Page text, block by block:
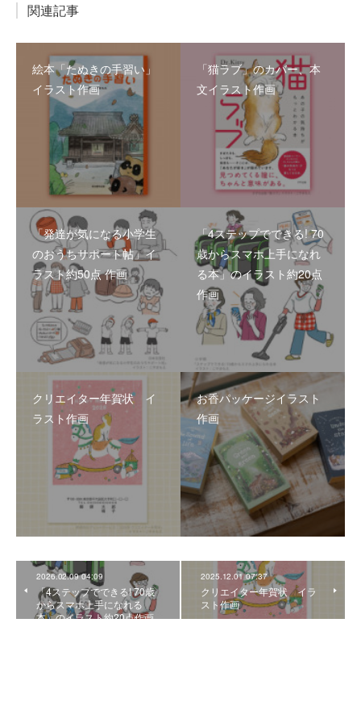
関連記事
絵本「たぬきの手習い」
イラスト作画
「猫ラブ」のカバー、本
文イラスト作画
「発達が気になる小学生
のおうちサポート帖」イ
ラスト約50点 作画
「4ステップでできる! 70
歳からスマホ上手になれ
る本」のイラスト約20点
作画
クリエイター年賀状 イ
ラスト作画
お香パッケージイラスト
作画
2026.02.09 04:09
「4ステップでできる! 70歳
からスマホ上手になれる
本」のイラスト約20点作画
2025.12.01 07:37
クリエイター年賀状 イラ
スト作画